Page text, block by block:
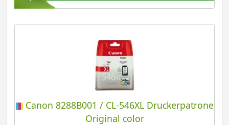
Canon 8288B001 / CL-546XL Druckerpatrone
Original color